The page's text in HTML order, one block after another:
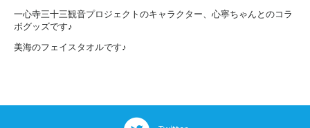
一心寺三十三観音プロジェクトのキャラクター、心寧ちゃんとのコラ
ボグッズです♪
美海のフェイスタオルです♪